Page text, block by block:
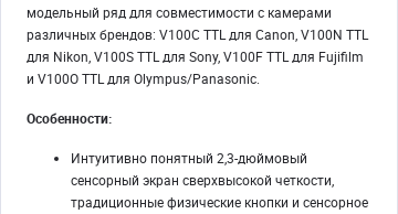
модельный ряд для совместимости с камерами
различных брендов: V100C TTL для Canon, V100N TTL
для Nikon, V100S TTL для Sony, V100F TTL для Fujifilm
и V100O TTL для Olympus/Panasonic.
Особенности:
Интуитивно понятный 2,3-дюймовый
сенсорный экран сверхвысокой четкости,
традиционные физические кнопки и сенсорное